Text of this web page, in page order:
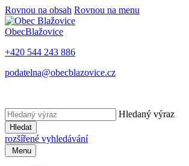
Rovnou na obsah Rovnou na menu
ObecBlažovice
+420 544 243 886
podatelna@obecblazovice.cz
Hledaný výraz
Hledat
rozšířené vyhledávání
Menu